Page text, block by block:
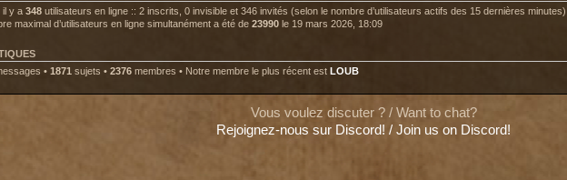
il y a 348 utilisateurs en ligne :: 2 inscrits, 0 invisible et 346 invités (selon le nombre d’utilisateurs actifs des 15 dernières minutes)
maximal d’utilisateurs en ligne simultanément a été de 23990 le 19 mars 2026, 18:09
• 1871 sujets • 2376 membres • Notre membre le plus récent est LOUB
Vous voulez discuter ? / Want to chat?
Rejoignez-nous sur Discord! / Join us on Discord!